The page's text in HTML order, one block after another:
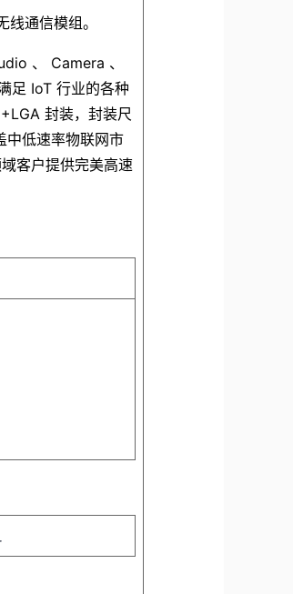
线通信模组。
、 Camera 、
足 IoT行业的各种
封装，封装尺
中低速率物联网市
客户提供完美高速